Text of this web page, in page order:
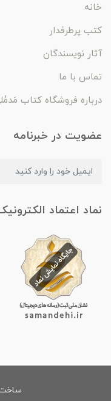
خانه
کتب پرطرفدار
آثار نویسندگان
تماس با ما
درباره فروشگاه کتاب
عضویت در خبرنامه
نماد اعتماد